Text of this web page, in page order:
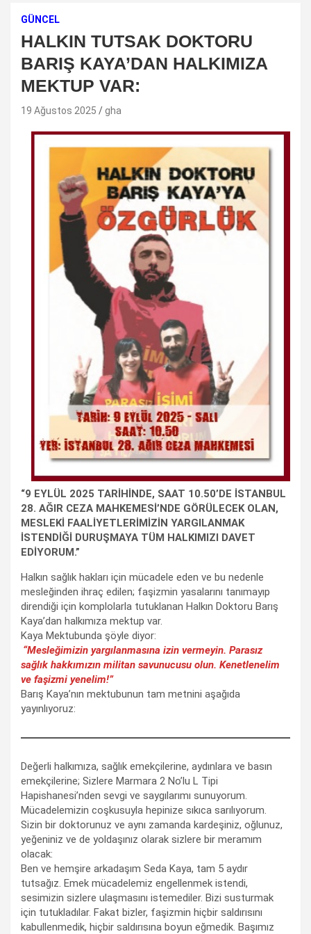
GÜNCEL
HALKIN TUTSAK DOKTORU
BARIŞ KAYA’DAN HALKIMIZA
MEKTUP VAR:
19 Ağustos 2025 gha
“9 EYLÜL 2025 TARİHİNDE, SAAT 10.50’DE İSTANBUL
28. AĞIR CEZA MAHKEMESİ’NDE GÖRÜLECEK OLAN,
MESLEKİ FAALİYETLERİMİZİN YARGILANMAK
İSTENDİĞİ DURUŞMAYA TÜM HALKIMIZI DAVET
EDİYORUM.”
Halkın sağlık hakları için mücadele eden ve bu nedenle
mesleğinden ihraç edilen; faşizmin yasalarını tanımayıp
direndiği için komplolarla tutuklanan Halkın Doktoru Barış
Kaya’dan halkımıza mektup var.
Kaya Mektubunda şöyle diyor:
“Mesleğimizin yargılanmasına izin vermeyin. Parasız
sağlık hakkımızın militan savunucusu olun. Kenetlenelim
ve faşizmi yenelim!”
Barış Kaya’nın mektubunun tam metnini aşağıda
yayınlıyoruz:
Değerli halkımıza, sağlık emekçilerine, aydınlara ve basın
emekçilerine; Sizlere Marmara 2 No’lu L Tipi
Hapishanesi’nden sevgi ve saygılarımı sunuyorum.
Mücadelemizin coşkusuyla hepinize sıkıca sarılıyorum.
Sizin bir doktorunuz ve aynı zamanda kardeşiniz, oğlunuz,
yeğeniniz ve de yoldaşınız olarak sizlere bir meramım
olacak:
Ben ve hemşire arkadaşım Seda Kaya, tam 5 aydır
tutsağız. Emek mücadelemiz engellenmek istendi,
sesimizin sizlere ulaşmasını istemediler. Bizi susturmak
için tutukladılar. Fakat bizler, faşizmin hiçbir saldırısını
kabullenmedik, hiçbir saldırısına boyun eğmedik. Başımız